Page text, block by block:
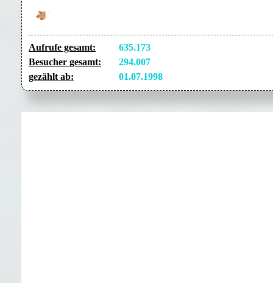
Aufrufe gesamt:
635.173
Besucher gesamt:
294.007
gezählt ab:
01.07.1998